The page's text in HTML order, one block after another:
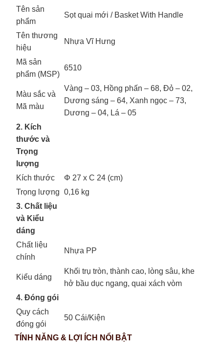
Tên sản
phẩm
Sọt quai mới / Basket With Handle
Tên thương
hiệu
Nhựa Vĩ Hưng
Mã sản
phẩm (MSP)
6510
Màu sắc và
Mã màu
Vàng – 03, Hồng phấn – 68, Đỏ – 02,
Dương sáng – 64, Xanh ngọc – 73,
Dương – 04, Lá – 05
2. Kích
thước và
Trọng
lượng
Kích thước
Φ 27 x C 24 (cm)
Trọng lượng 0,16 kg
3. Chất liệu
và Kiểu
dáng
Chất liệu
chính
Nhựa PP
Kiểu dáng
Khối trụ tròn, thành cao, lòng sâu, khe
hở bầu dục ngang, quai xách vòm
4. Đóng gói
Quy cách
đóng gói
50 Cái/Kiện
TÍNH NĂNG & LỢI ÍCH NỔI BẬT